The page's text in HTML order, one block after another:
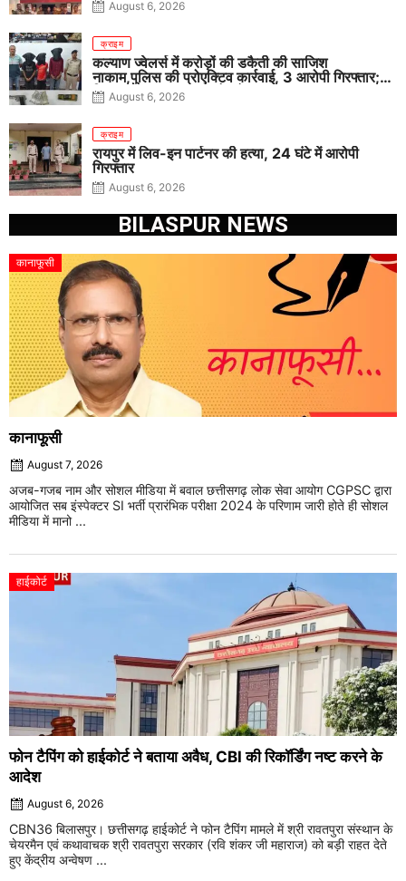
August 6, 2026
क्राइम
कल्याण ज्वेलर्स में करोड़ों की डकैती की साजिश
नाकाम,पुलिस की प्रोएक्टिव कार्रवाई, 3 आरोपी गिरफ्तार;
पिस्टल, कारतूस, चाकू और मोबाइल बरामद
August 6, 2026
क्राइम
रायपुर में लिव-इन पार्टनर की हत्या, 24 घंटे में आरोपी
गिरफ्तार
August 6, 2026
BILASPUR NEWS
कानाफूसी
कानाफूसी
August 7, 2026
अजब-गजब नाम और सोशल मीडिया में बवाल छत्तीसगढ़ लोक सेवा आयोग CGPSC द्वारा
आयोजित सब इंस्पेक्टर SI भर्ती प्रारंभिक परीक्षा 2024 के परिणाम जारी होते ही सोशल
मीडिया में मानो ...
हाईकोर्ट
फोन टैपिंग को हाईकोर्ट ने बताया अवैध, CBI की रिकॉर्डिंग नष्ट करने के
आदेश
August 6, 2026
CBN36 बिलासपुर। छत्तीसगढ़ हाईकोर्ट ने फोन टैपिंग मामले में श्री रावतपुरा संस्थान के
चेयरमैन एवं कथावाचक श्री रावतपुरा सरकार (रवि शंकर जी महाराज) को बड़ी राहत देते
हुए केंद्रीय अन्वेषण ...